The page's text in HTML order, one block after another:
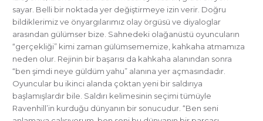
sayar. Belli bir noktada yer değiştirmeye izin verir. Doğru
bildiklerimiz ve önyargılarımız olay örgüsü ve diyaloglar
arasından gülümser bize. Sahnedeki olağanüstü oyuncuların
“gerçekliği” kimi zaman gülümsememize, kahkaha atmamıza
neden olur. Rejinin bir başarısı da kahkaha alanından sonra
“ben şimdi neye güldüm yahu” alanına yer açmasındadır.
Oyuncular bu ikinci alanda çoktan yeni bir saldırıya
başlamışlardır bile. Saldırı kelimesinin seçimi tümüyle
Ravenhill’in kurduğu dünyanın bir sonucudur. “Ben seni